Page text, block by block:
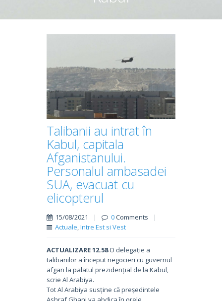
Talibanii au intrat în
Kabul, capitala
Afganistanului.
Personalul ambasadei
SUA, evacuat cu
elicopterul
15/08/2021 | 0Comments
|
Actuale,Intre Est si Vest
ACTUALIZARE 12.58O delegație a
talibanilor a început negocieri cu guvernul
afgan la palatul prezidențial de la Kabul,
scrie Al Arabiya.
Tot Al Arabiya susține că președintele